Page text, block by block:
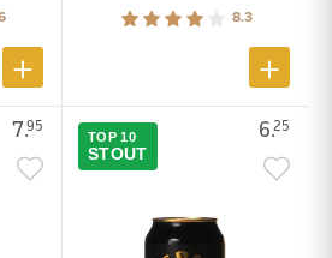
8.3
7.95 6.25
TOP 10
STOUT